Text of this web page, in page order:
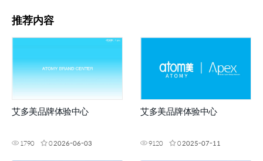
推荐内容
艾多美品牌体验中心
1790 02026-06-03
艾多美品牌体验中心
9120 02025-07-11